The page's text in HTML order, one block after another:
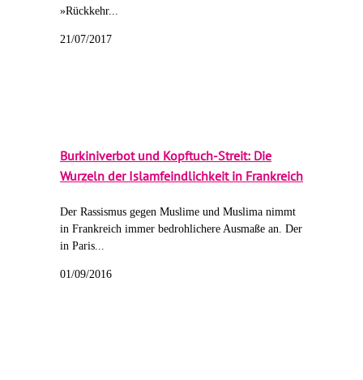
»Rückkehr...
21/07/2017
Burkiniverbot und Kopftuch-Streit: Die
Wurzeln der Islamfeindlichkeit in Frankreich
Der Rassismus gegen Muslime und Muslima nimmt
in Frankreich immer bedrohlichere Ausmaße an. Der
in Paris...
01/09/2016